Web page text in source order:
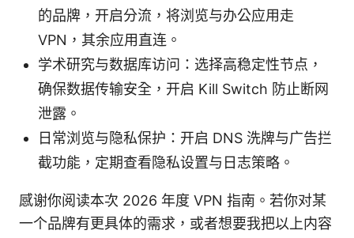
的品牌，开启分流，将浏览与办公应用走
VPN，其余应用直连。
学术研究与数据库访问：选择高稳定性节点，
确保数据传输安全，开启 Kill Switch 防止断网
泄露。
日常浏览与隐私保护：开启 DNS 洗牌与广告拦
截功能，定期查看隐私设置与日志策略。
感谢你阅读本次 2026 年度 VPN 指南。若你对某
一个品牌有更具体的需求，或者想要我把以上内容